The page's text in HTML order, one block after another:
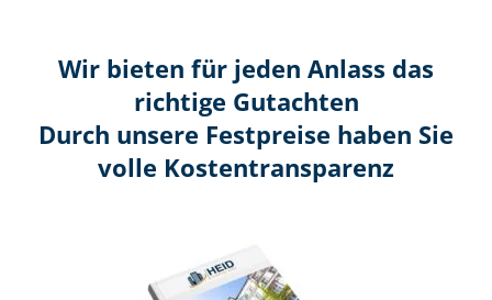
Wir bieten für jeden Anlass das
richtige Gutachten
Durch unsere Festpreise haben Sie
volle Kosten­transparenz